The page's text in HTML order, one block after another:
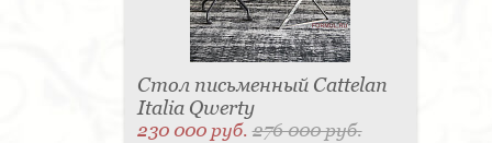
Стол письменный Cattelan
Italia Qwerty
230 000 руб.276 000 руб.